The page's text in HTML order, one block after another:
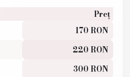
Preț
170 RON
220 RON
300 RON